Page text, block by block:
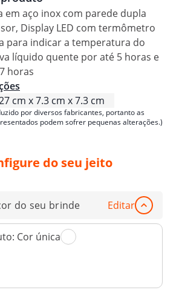
em aço inox com parede dupla
Display LED com termômetro
para indicar a temperatura do
líquido quente por até 5 horas e
horas
cm x 7.3 cm x 7.3 cm
por diversos fabricantes, portanto as
podem sofrer pequenas alterações.)
do seu jeito
do seu brinde Editar
Cor única